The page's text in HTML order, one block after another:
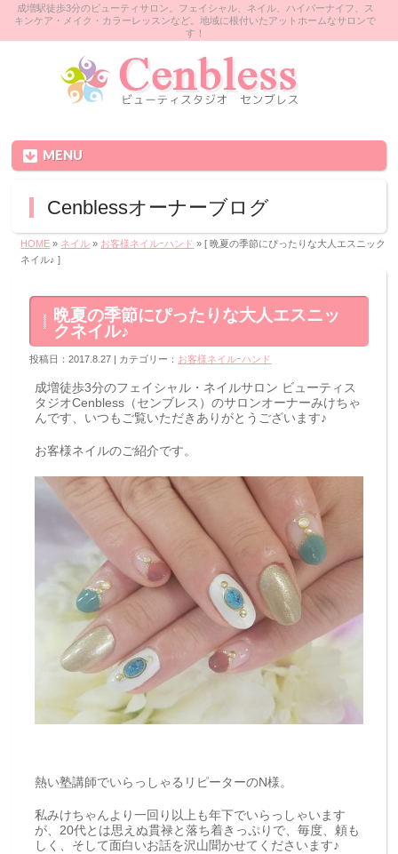
成増駅徒歩3分のビューティサロン。フェイシャル、ネイル、ハイパーナイフ、ス
キンケア・メイク・カラーレッスンなど。地域に根付いたアットホームなサロンで
す！
MENU
Cenblessオーナーブログ
HOME » ネイル » お客様ネイルｰハンド » [ 晩夏の季節にぴったりな大人エスニック
ネイル♪ ]
晩夏の季節にぴったりな大人エスニッ
クネイル♪
投稿日：2017.8.27 | カテゴリー： お客様ネイルｰハンド
成増徒歩3分のフェイシャル・ネイルサロン ビューティス
タジオCenbless（センブレス）のサロンオーナーみけちゃ
んです、いつもご覧いただきありがとうございます♪
お客様ネイルのご紹介です。
熱い塾講師でいらっしゃるリピーターのN様。
私みけちゃんより一回り以上も年下でいらっしゃいます
が、20代とは思えぬ貫禄と落ち着きっぷりで、毎度、頼も
しく、そして面白いお話を沢山聞かせてくださいます♪